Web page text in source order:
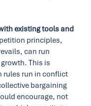
existing tools and
principles,
can run
This is
rules run in conflict
bargaining
encourage, not